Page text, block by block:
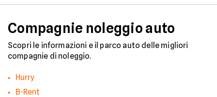
Compagnie noleggio auto
Scopri le informazioni e il parco auto delle migliori
compagnie di noleggio.
Hurry
B-Rent